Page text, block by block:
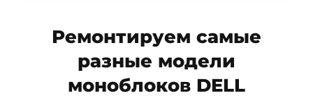
Ремонтируем самые
разные модели
моноблоков DELL